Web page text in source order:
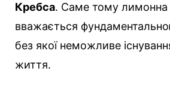
Кребса. Саме тому лимонна
вважається
без якої неможливе
життя.